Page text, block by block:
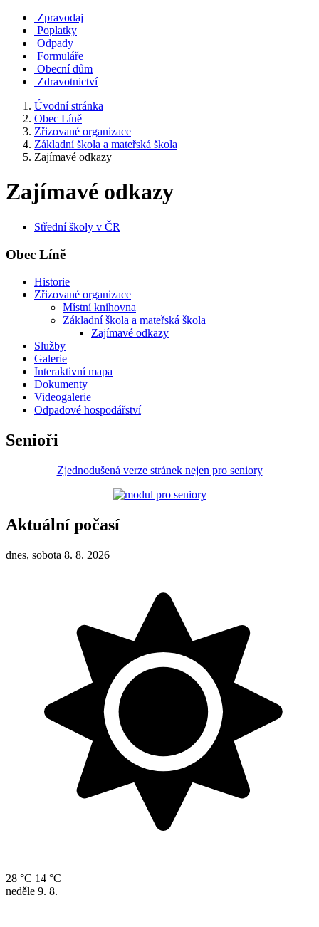
Zpravodaj
Poplatky
Odpady
Formuláře
Obecní dům
Zdravotnictví
Úvodní stránka
Obec Líně
Zřizované organizace
Základní škola a mateřská škola
Zajímavé odkazy
Zajímavé odkazy
Střední školy v ČR
Obec Líně
Historie
Zřizované organizace
Místní knihovna
Základní škola a mateřská škola
Zajímavé odkazy
Služby
Galerie
Interaktivní mapa
Dokumenty
Videogalerie
Odpadové hospodářství
Senioři
Zjednodušená verze stránek nejen pro seniory
Aktuální počasí
dnes, sobota 8. 8. 2026
28 °C 14 °C
neděle 9. 8.